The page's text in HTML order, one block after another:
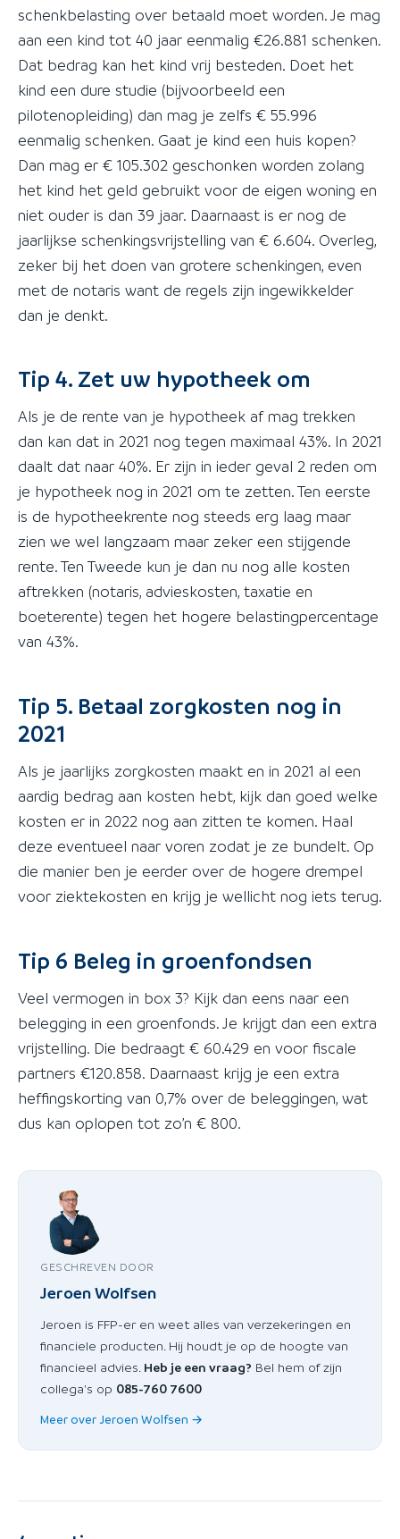
schenkbelasting over betaald moet worden. Je mag
aan een kind tot 40 jaar eenmalig €26.881 schenken.
Dat bedrag kan het kind vrij besteden. Doet het
kind een dure studie (bijvoorbeeld een
pilotenopleiding) dan mag je zelfs € 55.996
eenmalig schenken. Gaat je kind een huis kopen?
Dan mag er € 105.302 geschonken worden zolang
het kind het geld gebruikt voor de eigen woning en
niet ouder is dan 39 jaar. Daarnaast is er nog de
jaarlijkse schenkingsvrijstelling van € 6.604. Overleg,
zeker bij het doen van grotere schenkingen, even
met de notaris want de regels zijn ingewikkelder
dan je denkt.
Tip 4. Zet uw hypotheek om
Als je de rente van je hypotheek af mag trekken
dan kan dat in 2021 nog tegen maximaal 43%. In 2021
daalt dat naar 40%. Er zijn in ieder geval 2 reden om
je hypotheek nog in 2021 om te zetten. Ten eerste
is de hypotheekrente nog steeds erg laag maar
zien we wel langzaam maar zeker een stijgende
rente. Ten Tweede kun je dan nu nog alle kosten
aftrekken (notaris, advieskosten, taxatie en
boeterente) tegen het hogere belastingpercentage
van 43%.
Tip 5. Betaal zorgkosten nog in
2021
Als je jaarlijks zorgkosten maakt en in 2021 al een
aardig bedrag aan kosten hebt, kijk dan goed welke
kosten er in 2022 nog aan zitten te komen. Haal
deze eventueel naar voren zodat je ze bundelt. Op
die manier ben je eerder over de hogere drempel
voor ziektekosten en krijg je wellicht nog iets terug.
Tip 6 Beleg in groenfondsen
Veel vermogen in box 3? Kijk dan eens naar een
belegging in een groenfonds. Je krijgt dan een extra
vrijstelling. Die bedraagt € 60.429 en voor fiscale
partners €120.858. Daarnaast krijg je een extra
heffingskorting van 0,7% over de beleggingen, wat
dus kan oplopen tot zo’n € 800.
GESCHREVEN DOOR
Jeroen Wolfsen
Jeroen is FFP-er en weet alles van verzekeringen en
financiele producten. Hij houdt je op de hoogte van
financieel advies. Heb je een vraag? Bel hem of zijn
collega's op 085-760 7600
Meer over Jeroen Wolfsen →